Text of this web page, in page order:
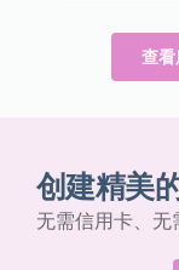
查
创建精美
无需信用卡、无